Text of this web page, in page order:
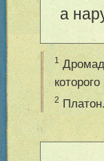
а
1
2